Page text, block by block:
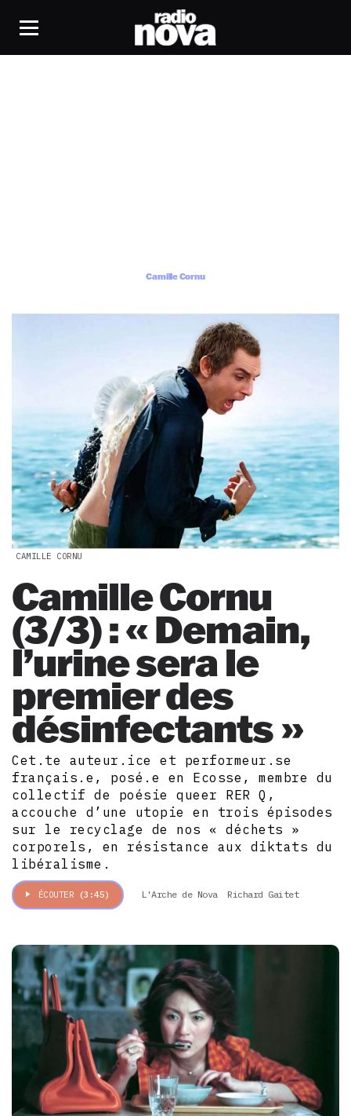
Camille Cornu
CAMILLE CORNU
Camille Cornu
(3/3) : « Demain,
l’urine sera le
premier des
désinfectants »
Cet.te auteur.ice et performeur.se
français.e, posé.e en Ecosse, membre du
collectif de poésie queer RER Q,
accouche d’une utopie en trois épisodes
sur le recyclage de nos « déchets »
corporels, en résistance aux diktats du
libéralisme.
ÉCOUTER (3:45) L'Arche de Nova Richard Gaitet